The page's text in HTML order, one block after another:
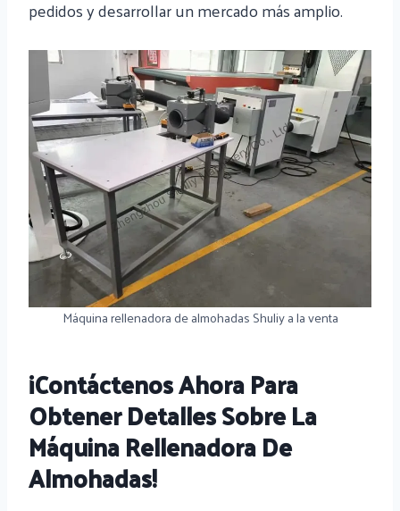
pedidos y desarrollar un mercado más amplio.
Máquina rellenadora de almohadas Shuliy a la venta
¡Contáctenos Ahora Para
Obtener Detalles Sobre La
Máquina Rellenadora De
Almohadas!